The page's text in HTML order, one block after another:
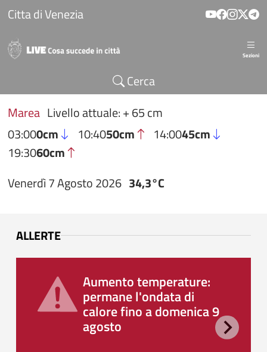
Salta al contenuto principale
Citta di Venezia
Sezioni
Cerca
Marea Livello attuale: + 65 cm
03:000cm 10:4050cm 14:0045cm
19:3060cm
Venerdì 7 Agosto 2026 34,3°C
ALLERTE
Aumento temperature:
permane l'ondata di
calore fino a domenica 9
agosto